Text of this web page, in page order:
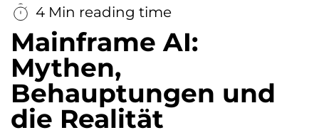
4 Min reading time
Mainframe AI:
Mythen,
Behauptungen und
die Realität